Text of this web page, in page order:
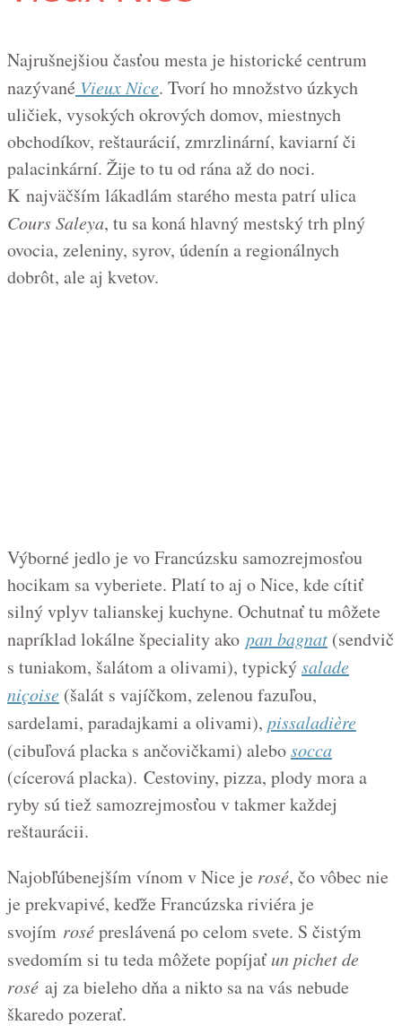
Najrušnejšiou časťou mesta je historické centrum
nazývané Vieux Nice. Tvorí ho množstvo úzkych
uličiek, vysokých okrových domov, miestnych
obchodíkov, reštaurácií, zmrzlinární, kaviarní či
palacinkární. Žije to tu od rána až do noci.
K najväčším lákadlám starého mesta patrí ulica
Cours Saleya, tu sa koná hlavný mestský trh plný
ovocia, zeleniny, syrov, údenín a regionálnych
dobrôt, ale aj kvetov.
Výborné jedlo je vo Francúzsku samozrejmosťou
hocikam sa vyberiete. Platí to aj o Nice, kde cítiť
silný vplyv talianskej kuchyne. Ochutnať tu môžete
napríklad lokálne špeciality ako pan bagnat (sendvič
s tuniakom, šalátom a olivami), typickýsalade
niçoise (šalát s vajíčkom, zelenou fazuľou,
sardelami, paradajkami a olivami), pissaladière
(cibuľová placka s ančovičkami) alebosocca
(cícerová placka). Cestoviny, pizza, plody mora a
ryby sú tiež samozrejmosťou v takmer každej
reštaurácii.
Najobľúbenejším vínom v Nice je rosé, čo vôbec nie
je prekvapivé, keďže Francúzska riviéra je
svojím rosépreslávená po celom svete. S čistým
svedomím si tu teda môžete popíjaťun pichet de
rosé aj za bieleho dňa a nikto sa na vás nebude
škaredo pozerať.